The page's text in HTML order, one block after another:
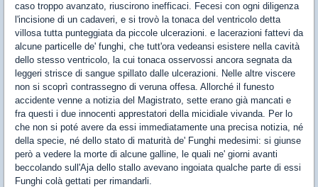
caso troppo avanzato, riuscirono inefficaci. Fecesi con ogni diligenza
l'incisione di un cadaveri, e si trovò la tonaca del ventricolo detta
villosa tutta punteggiata da piccole ulcerazioni. e lacerazioni fattevi da
alcune particelle de' funghi, che tutt'ora vedeansi esistere nella cavità
dello stesso ventricolo, la cui tonaca osservossi ancora segnata da
leggeri strisce di sangue spillato dalle ulcerazioni. Nelle altre viscere
non si scoprì contrassegno di veruna offesa. Allorché il funesto
accidente venne a notizia del Magistrato, sette erano già mancati e
fra questi i due innocenti apprestatori della micidiale vivanda. Per lo
che non si poté avere da essi immediatamente una precisa notizia, né
della specie, né dello stato di maturità de' Funghi medesimi: si giunse
però a vedere la morte di alcune galline, le quali ne' giorni avanti
beccolando sull'Aja dello stallo avevano ingoiata qualche parte di essi
Funghi colà gettati per rimandarli.